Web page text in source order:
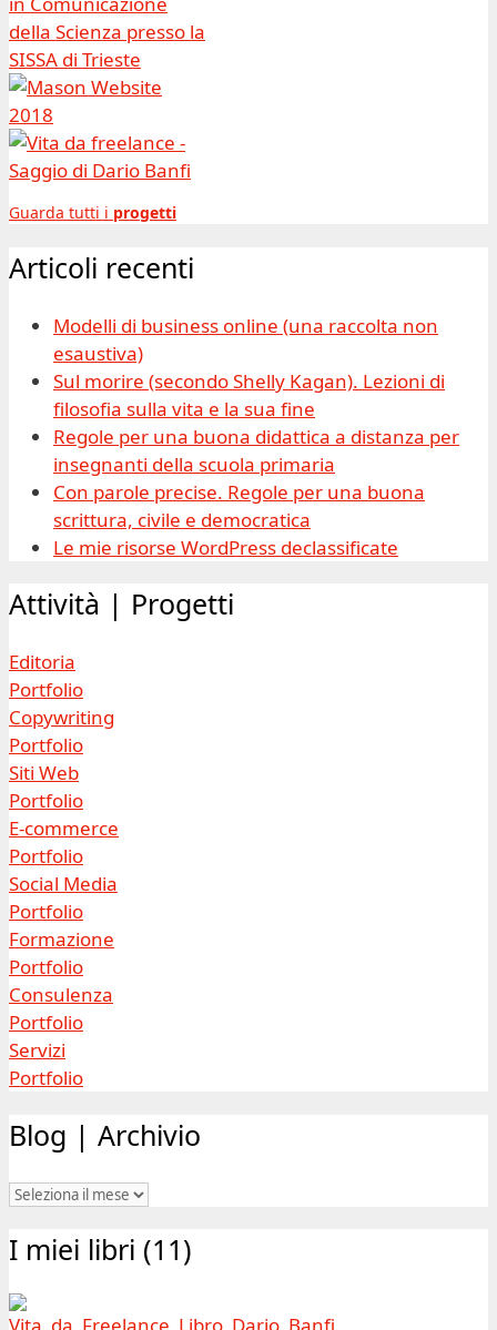
Guarda tutti i progetti
Articoli recenti
Modelli di business online (una raccolta non
esaustiva)
Sul morire (secondo Shelly Kagan). Lezioni di
filosofia sulla vita e la sua fine
Regole per una buona didattica a distanza per
insegnanti della scuola primaria
Con parole precise. Regole per una buona
scrittura, civile e democratica
Le mie risorse WordPress declassificate
Attività | Progetti
Editoria
Portfolio
Copywriting
Portfolio
Siti Web
Portfolio
E-commerce
Portfolio
Social Media
Portfolio
Formazione
Portfolio
Consulenza
Portfolio
Servizi
Portfolio
Blog | Archivio
Blog
Archivio
I miei libri (11)